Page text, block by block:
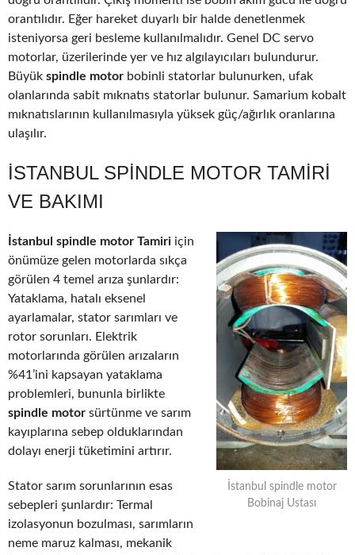
orantılıdır. Eğer hareket duyarlı bir halde denetlenmek
isteniyorsa geri besleme kullanılmalıdır. Genel DC servo
motorlar, üzerilerinde yer ve hız algılayıcıları bulundurur.
Büyük spindle motor bobinli statorlar bulunurken, ufak
olanlarında sabit mıknatıs statorlar bulunur. Samarium kobalt
mıknatıslarının kullanılmasıyla yüksek güç/ağırlık oranlarına
ulaşılır.
İSTANBUL SPINDLE MOTOR TAMIRI
VE BAKIMI
İstanbul spindle motor
Bobinaj Ustası
İstanbul spindle motor Tamiri için
önümüze gelen motorlarda sıkça
görülen 4 temel arıza şunlardır:
Yataklama, hatalı eksenel
ayarlamalar, stator sarımları ve
rotor sorunları. Elektrik
motorlarında görülen arızaların
%41’ini kapsayan yataklama
problemleri, bununla birlikte
spindle motor sürtünme ve sarım
kayıplarına sebep olduklarından
dolayı enerji tüketimini artırır.
Stator sarım sorunlarının esas
sebepleri şunlardır: Termal
izolasyonun bozulması, sarımların
neme maruz kalması, mekanik